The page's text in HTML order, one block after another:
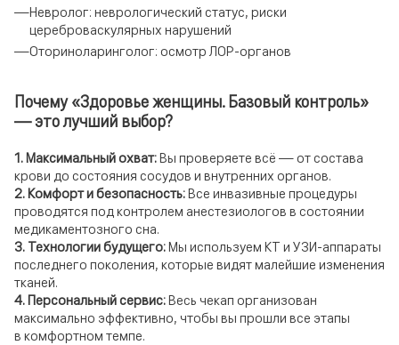
Невролог: неврологический статус, риски
цереброваскулярных нарушений
Оториноларинголог: осмотр ЛОР-органов
Почему «Здоровье женщины. Базовый контроль»
— это лучший выбор?
1. Максимальный охват:Вы проверяете всё — от состава
крови до состояния сосудов и внутренних органов.
2. Комфорт и безопасность:Все инвазивные процедуры
проводятся под контролем анестезиологов в состоянии
медикаментозного сна.
3. Технологии будущего:Мы используем КТ и УЗИ-аппараты
последнего поколения, которые видят малейшие изменения
тканей.
4. Персональный сервис:Весь чекап организован
максимально эффективно, чтобы вы прошли все этапы
в комфортном темпе.